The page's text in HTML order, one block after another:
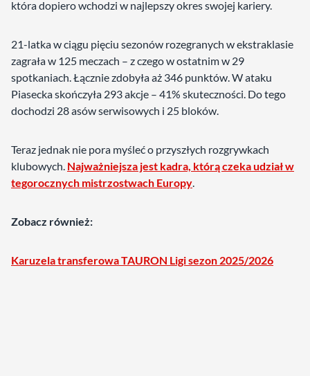
która dopiero wchodzi w najlepszy okres swojej kariery.
21-latka w ciągu pięciu sezonów rozegranych w ekstraklasie
zagrała w 125 meczach – z czego w ostatnim w 29
spotkaniach. Łącznie zdobyła aż 346 punktów. W ataku
Piasecka skończyła 293 akcje – 41% skuteczności. Do tego
dochodzi 28 asów serwisowych i 25 bloków.
Teraz jednak nie pora myśleć o przyszłych rozgrywkach
klubowych. Najważniejsza jest kadra, którą czeka udział w
tegorocznych mistrzostwach Europy.
Zobacz również:
Karuzela transferowa TAURON Ligi sezon 2025/2026